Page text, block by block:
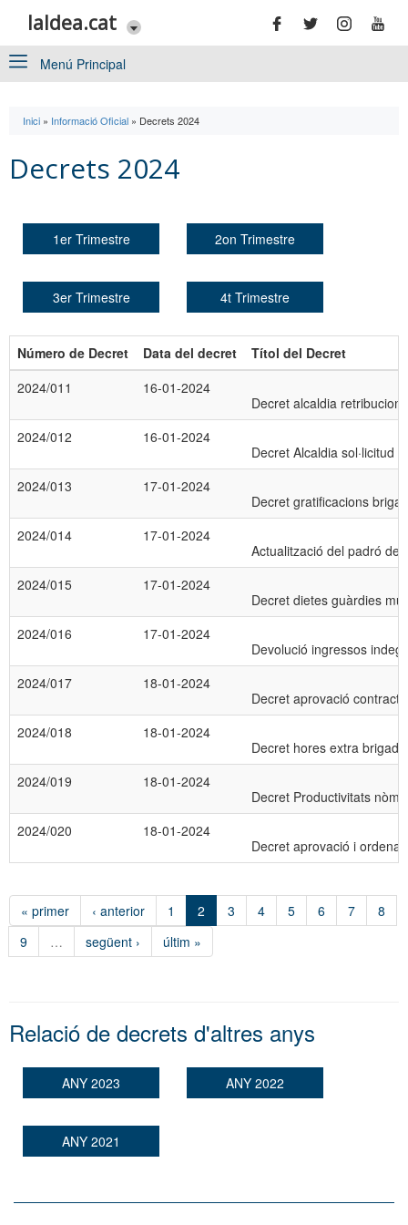
laldea.cat
Menú Principal
Inici » Informació Oficial » Decrets 2024
Decrets 2024
1er Trimestre 2on Trimestre
3er Trimestre 4t Trimestre
Número de Decret Data del decret
Títol del Decret
2024/011
16-01-2024
Decret alcaldia
2024/012
16-01-2024
Decret Alcaldia sol·licitud
2024/013
17-01-2024
Decret gratificacions
2024/014
17-01-2024
Actualització del padró de
2024/015
17-01-2024
Decret dietes guàrdies
2024/016
17-01-2024
Devolució ingressos
2024/017
18-01-2024
Decret aprovació
2024/018
18-01-2024
Decret hores extra
2024/019
18-01-2024
Decret Productivitats
2024/020
18-01-2024
Decret aprovació i
« primer ‹ anterior 1 2 3 4 5 6 7
8
9
… següent › últim »
Relació de decrets d'altres anys
ANY 2023 ANY 2022
ANY 2021